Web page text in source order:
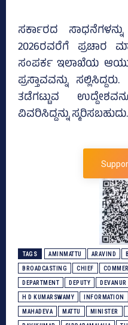
ಸರ್ಕಾರದ
2026ರವರೆಗೆ ಪ್ರಚಾರ
ಸಂಪರ್ಕ ಇಲಾಖೆಯ
ಪ್ರಸ್ತಾವವನ್ನು
ತಡೆಗಟ್ಟುವ
ವಿವರಿಸಿದ್ದನ್ನು ಸ್ಮರಿಸಬಹುದು.
TAGS AMINMATTU ARAVIND
BROADCASTING CHIEF
DEPARTMENT DEPUTY DEVANUR
H D KUMARSWAMY INFORMATION
MAHADEVA MATTU MINISTER